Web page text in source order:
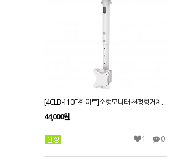
[4CLB-110F-화이트]소형모니터 천정형거치대 화이트_15~27인치
44,000원
1 0